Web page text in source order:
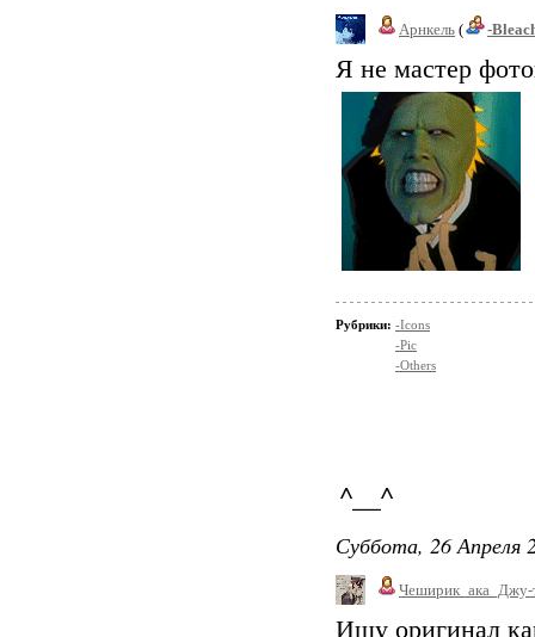
Арнкель ( -
Я не мастер
Рубрики: -Icons
-Pic
-Others
^__^
Суббота, 26 Апреля
Чеширик_ака_Джу-
Ищу оригинал